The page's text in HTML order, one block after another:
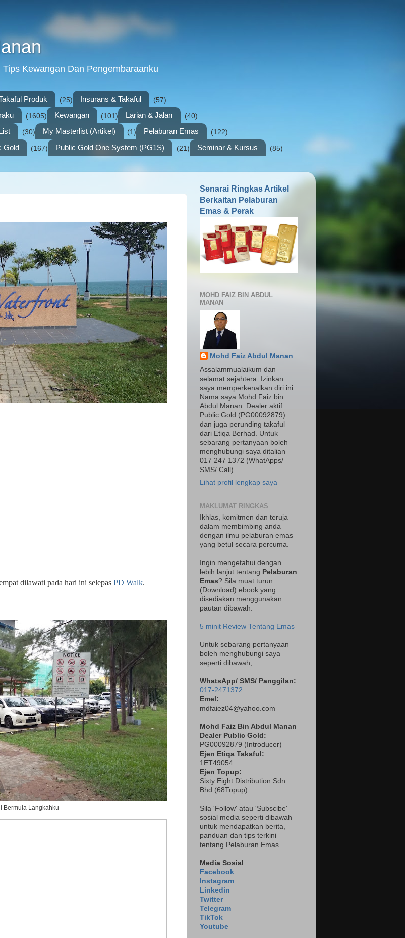
Kewangan Dan Pengembaraanku
Produk (25) Insurans & Takaful (57)
(1605) Kewangan (101) Larian & Jalan (40)
(30) My Masterlist (Artikel) (1) Pelaburan Emas (122)
Gold (167) Public Gold One System (PG1S) (21) Seminar & Kursus (85)
dilawati pada hari ini selepas PD Walk.
Bermula Langkahku
Senarai Ringkas Artikel
Berkaitan Pelaburan
Emas & Perak
MOHD FAIZ BIN ABDUL
MANAN
Mohd Faiz Abdul Manan
Assalammualaikum dan
selamat sejahtera. Izinkan
saya memperkenalkan diri ini.
Nama saya Mohd Faiz bin
Abdul Manan. Dealer aktif
Public Gold (PG00092879)
dan juga perunding takaful
dari Etiqa Berhad. Untuk
sebarang pertanyaan boleh
menghubungi saya ditalian
017 247 1372 (WhatApps/
SMS/ Call)
Lihat profil lengkap saya
MAKLUMAT RINGKAS
Ikhlas, komitmen dan teruja
dalam membimbing anda
dengan ilmu pelaburan emas
yang betul secara percuma.
Ingin mengetahui dengan
lebih lanjut tentang Pelaburan
Emas? Sila muat turun
(Download) ebook yang
disediakan menggunakan
pautan dibawah:
5 minit Review Tentang Emas
Untuk sebarang pertanyaan
boleh menghubungi saya
seperti dibawah;
WhatsApp/ SMS/ Panggilan:
017-2471372
Emel:
mdfaiez04@yahoo.com
Mohd Faiz Bin Abdul Manan
Dealer Public Gold:
PG00092879 ( Introducer)
Ejen Etiqa Takaful:
1ET49054
Ejen Topup:
Sixty Eight Distribution Sdn
Bhd (68Topup)
Sila 'Follow' atau 'Subscibe'
sosial media seperti dibawah
untuk mendapatkan berita,
panduan dan tips terkini
tentang Pelaburan Emas.
Media Sosial
Facebook
Instagram
Linkedin
Twitter
Telegram
TikTok
Youtube